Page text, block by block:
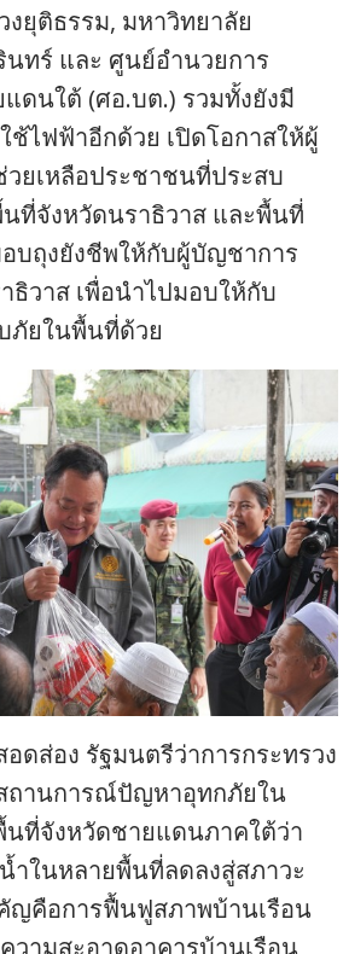
ยุติธรรม, มหาวิทยาลัย
ทร์ และ ศูนย์อำนวยการ
ดนใต้ (ศอ.บต.) รวมทั้งยังมี
ช้ไฟฟ้าอีกด้วย เปิดโอกาสให้ผู้
ยเหลือประชาชนที่ประสบ
ที่จังหวัดนราธิวาส และพื้นที่
อบถุงยังชีพให้กับผู้บัญชาการ
ธิวาส เพื่อนำไปมอบให้กับ
ภัยในพื้นที่ด้วย
ดส่อง รัฐมนตรีว่าการกระทรวง
ถานการณ์ปัญหาอุทกภัยใน
ที่จังหวัดชายแดนภาคใต้ว่า
ในหลายพื้นที่ลดลงสู่สภาวะ
คือการฟื้นฟูสภาพบ้านเรือน
วามสะอาดอาคารบ้านเรือน